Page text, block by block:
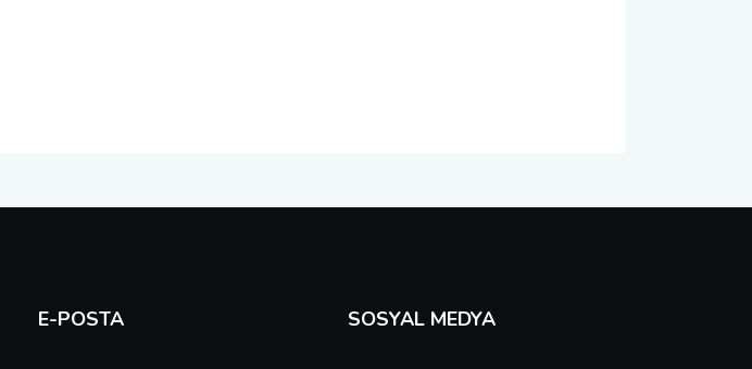
E-POSTA SOSYAL MEDYA